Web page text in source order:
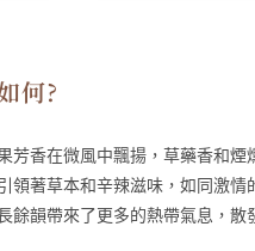
何?
芳香在微風中飄揚，草藥香和
領著草本和辛辣滋味，如同激
餘韻帶來了更多的熱帶氣息，